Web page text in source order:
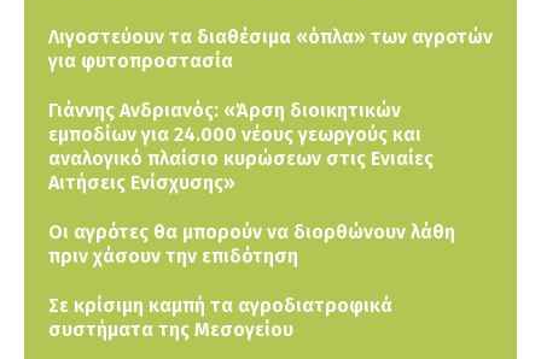
Λιγοστεύουν τα διαθέσιμα «όπλα» των αγροτών
για φυτοπροστασία
Γιάννης Ανδριανός: «Άρση διοικητικών
εμποδίων για 24.000 νέους γεωργούς και
αναλογικό πλαίσιο κυρώσεων στις Ενιαίες
Αιτήσεις Ενίσχυσης»
Οι αγρότες θα μπορούν να διορθώνουν λάθη
πριν χάσουν την επιδότηση
Σε κρίσιμη καμπή τα αγροδιατροφικά
συστήματα της Μεσογείου